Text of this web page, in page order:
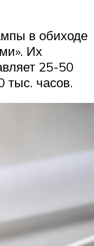
в обиходе
Их
25-50
тыс. часов.